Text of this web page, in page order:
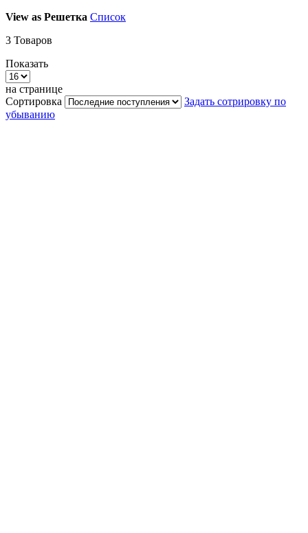
View as Решетка Список
3 Товаров
Показать
на странице
Сортировка
Задать сотрировку по
убыванию